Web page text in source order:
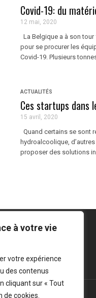
à votre vie
votre expérience
des contenus
cliquant sur « Tout
de cookies.
Covid-19: du
12 mai, 2020
La Belgique a à son
pour se procurer les
Covid-19. Plusieurs
ACTUALITÉS
Ces startups dans
15 avril, 2020
Quand certains se sont
hydroalcoolique,
proposer des solutions